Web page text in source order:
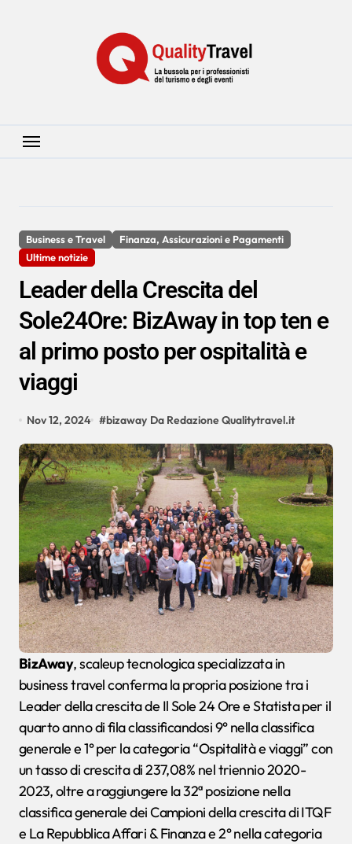
Business e Travel
Finanza, Assicurazioni e Pagamenti
Ultime notizie
Leader della Crescita del
Sole24Ore: BizAway in top ten e
al primo posto per ospitalità e
viaggi
Nov 12, 2024 #bizaway Da Redazione Qualitytravel.it
BizAway, scaleup tecnologica specializzata in
business travel conferma la propria posizione tra i
Leader della crescita de Il Sole 24 Ore e Statista per il
quarto anno di fila classificandosi 9° nella classifica
generale e 1° per la categoria “Ospitalità e viaggi” con
un tasso di crescita di 237,08% nel triennio 2020-
2023, oltre a raggiungere la 32ª posizione nella
classifica generale dei Campioni della crescita di ITQF
e La Repubblica Affari & Finanza e 2° nella categoria